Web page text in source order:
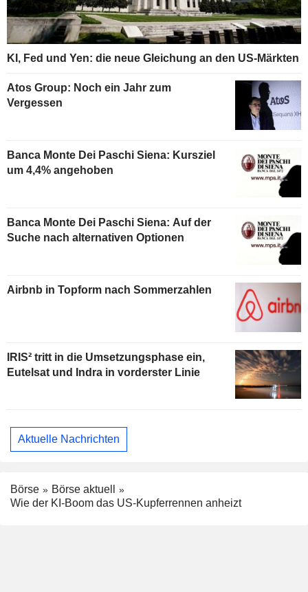
KI, Fed und Yen: die neue Gleichung an den US-Märkten
Atos Group: Noch ein Jahr zum
Vergessen
Banca Monte Dei Paschi Siena: Kursziel
um 4,4% angehoben
Banca Monte Dei Paschi Siena: Auf der
Suche nach alternativen Optionen
Airbnb in Topform nach Sommerzahlen
IRIS² tritt in die Umsetzungsphase ein,
Eutelsat und Indra in vorderster Linie
Aktuelle Nachrichten
Börse
Börse aktuell
Wie der KI-Boom das US-Kupferrennen anheizt